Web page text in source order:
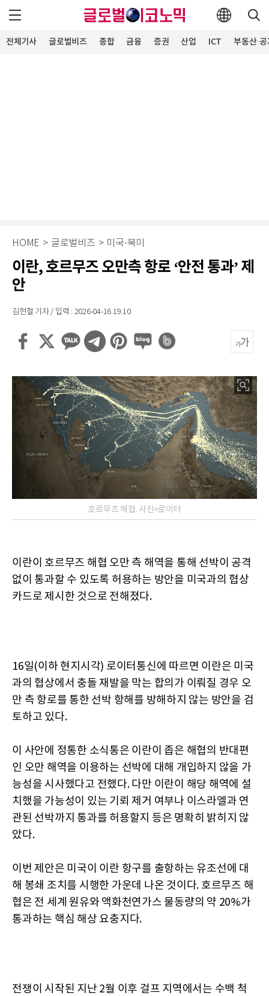
전체기사 글로벌비즈 종합 금융 증권 산업 ICT 부동산·
HOME > 글로벌비즈 > 미국·북미
이란, 호르무즈 오만측 항로 ‘안전 통과’ 제
안
김현철 기자 / 입력 : 2026-04-16 19:10
호르무즈 해협. 사진=로이터
이란이 호르무즈 해협 오만 측 해역을 통해 선박이 공격
없이 통과할 수 있도록 허용하는 방안을 미국과의 협상
카드로 제시한 것으로 전해졌다.
16일(이하 현지시각) 로이터통신에 따르면 이란은 미국
과의 협상에서 충돌 재발을 막는 합의가 이뤄질 경우 오
만 측 항로를 통한 선박 항해를 방해하지 않는 방안을 검
토하고 있다.
이 사안에 정통한 소식통은 이란이 좁은 해협의 반대편
인 오만 해역을 이용하는 선박에 대해 개입하지 않을 가
능성을 시사했다고 전했다. 다만 이란이 해당 해역에 설
치했을 가능성이 있는 기뢰 제거 여부나 이스라엘과 연
관된 선박까지 통과를 허용할지 등은 명확히 밝히지 않
았다.
이번 제안은 미국이 이란 항구를 출항하는 유조선에 대
해 봉쇄 조치를 시행한 가운데 나온 것이다. 호르무즈 해
협은 전 세계 원유와 액화천연가스 물동량의 약 20%가
통과하는 핵심 해상 요충지다.
전쟁이 시작된 지난 2월 이후 걸프 지역에서는 수백 척